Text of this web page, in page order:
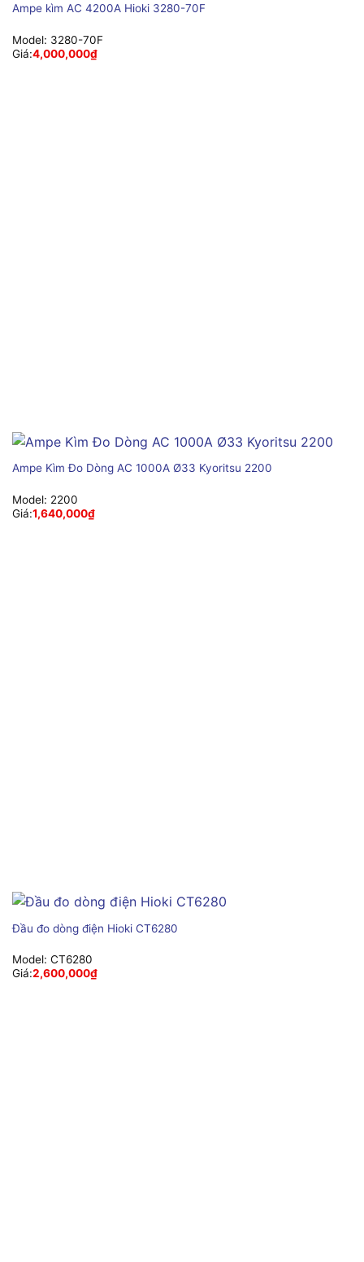
Ampe kìm AC 4200A Hioki 3280-70F
Model: 3280-70F
Giá:4,000,000₫
Ampe Kìm Đo Dòng AC 1000A Ø33 Kyoritsu 2200
Model: 2200
Giá:1,640,000₫
Đầu đo dòng điện Hioki CT6280
Model: CT6280
Giá:2,600,000₫